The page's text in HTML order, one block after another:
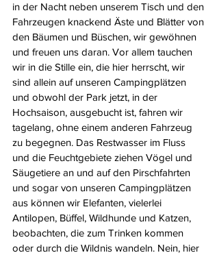
in der Nacht neben unserem Tisch und den
Fahrzeugen knackend Äste und Blätter von
den Bäumen und Büschen, wir gewöhnen
und freuen uns daran. Vor allem tauchen
wir in die Stille ein, die hier herrscht, wir
sind allein auf unseren Campingplätzen
und obwohl der Park jetzt, in der
Hochsaison, ausgebucht ist, fahren wir
tagelang, ohne einem anderen Fahrzeug
zu begegnen. Das Restwasser im Fluss
und die Feuchtgebiete ziehen Vögel und
Säugetiere an und auf den Pirschfahrten
und sogar von unseren Campingplätzen
aus können wir Elefanten, vielerlei
Antilopen, Büffel, Wildhunde und Katzen,
beobachten, die zum Trinken kommen
oder durch die Wildnis wandeln. Nein, hier